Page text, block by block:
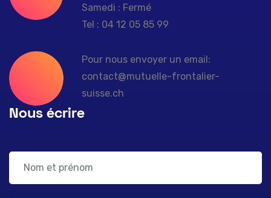
Samedi : Fermé
Tel : 04 12 05 85 99
Pour nous envoyer un email:
contact@mutuelle-frontalier-
suisse.ch
Nous écrire